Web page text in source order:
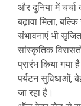
और दुनिया में
बढ़ावा मिला,
संभावनाएं भी
सांस्कृतिक
प्रारंभ किया गया
पर्यटन सुविधाओं,
जा रहा है।